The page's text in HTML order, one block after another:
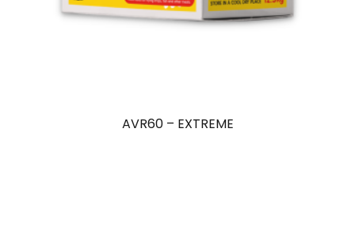
AVR60 – EXTREME